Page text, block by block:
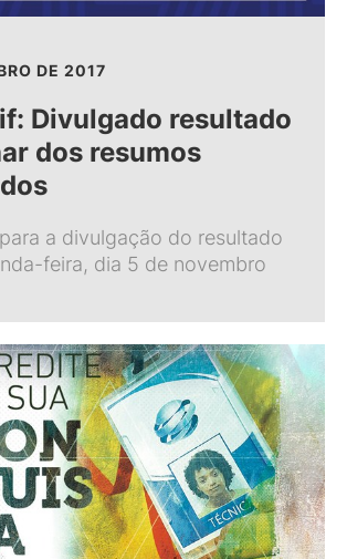
DE 2017
Divulgado resultado
dos resumos
a divulgação do resultado
feira, dia 5 de novembro